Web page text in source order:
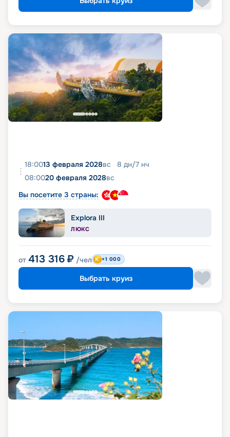
18:0013 февраля 2028вс 8 дн/7 нч
08:0020 февраля 2028вс
Вы посетите 3 страны:
Explora III
ЛЮКС
от 413 316 ₽ /чел +1 000
Выбрать круиз